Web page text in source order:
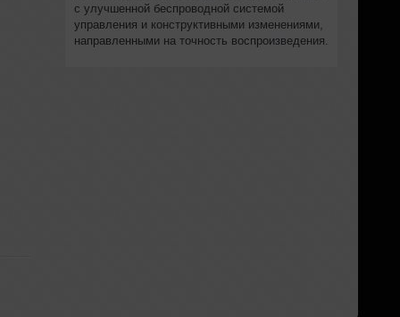
с улучшенной беспроводной системой
управления и конструктивными изменениями,
направленными на точность воспроизведения.